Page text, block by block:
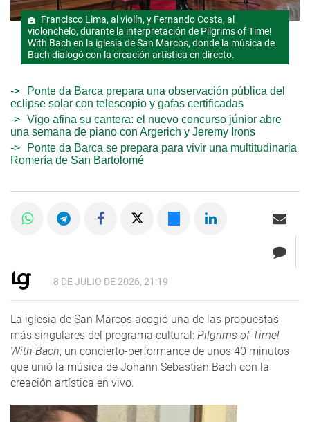
Francisco Lima, al violín, y Fernando Costa, al
violonchelo, durante la interpretación de Pilgrims of Time!
With Bach en la iglesia de San Marcos, donde la música de
Bach dialogó con la creación artística en directo.
Ponte da Barca prepara una observación pública del
eclipse solar con telescopio y gafas certificadas
Vigo afina su cantera: el nuevo concurso júnior abre
una semana de piano con Argerich y Jeremy Irons
Ponte da Barca se prepara para vivir una multitudinaria
Romería de San Bartolomé
8 DE JULIO DE 2026, 21:19
La iglesia de San Marcos acogió una de las propuestas
más singulares del programa cultural: Pilgrims of Time!
With Bach, un concierto-performance de unos 40 minutos
que unió la música de Johann Sebastian Bach con la
creación artística en vivo.